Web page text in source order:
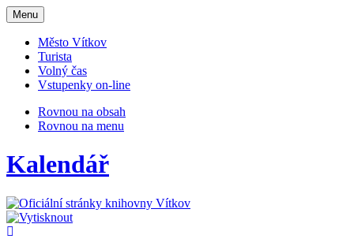
Otevřit
navigaci
Menu
Město Vítkov
Turista
Volný čas
Vstupenky on-line
Rovnou na obsah
Rovnou na menu
Kalendář